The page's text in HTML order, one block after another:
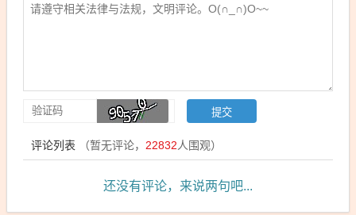
评论列表 （暂无评论， 22832人围观）
还没有评论，来说两句吧...